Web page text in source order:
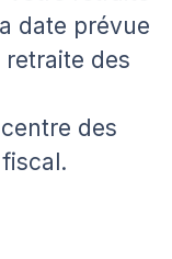
date prévue
des
des